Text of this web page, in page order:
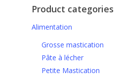
Product categories
Alimentation
Grosse mastication
Pâte à lécher
Petite Mastication